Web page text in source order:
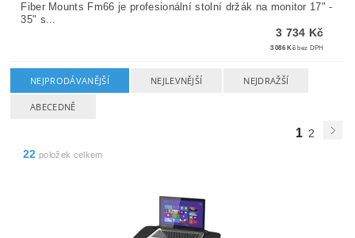
Fiber Mounts Fm66 je profesionální stolní držák na monitor 17" -
35" s...
3 734 Kč
3 086 Kč bez DPH
NEJPRODÁVANĚJŠÍ NEJLEVNĚJŠÍ NEJDRAŽŠÍ
ABECEDNĚ
1 2
22 položek celkem